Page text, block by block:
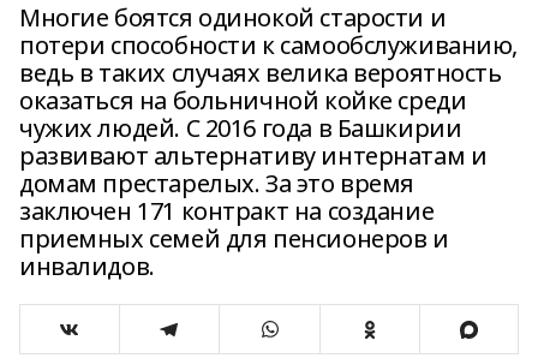
Многие боятся одинокой старости и
потери способности к самообслуживанию,
ведь в таких случаях велика вероятность
оказаться на больничной койке среди
чужих людей. С 2016 года в Башкирии
развивают альтернативу интернатам и
домам престарелых. За это время
заключен 171 контракт на создание
приемных семей для пенсионеров и
инвалидов.